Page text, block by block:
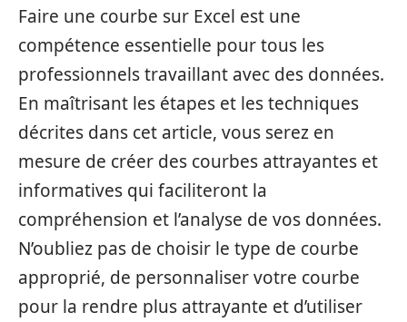
Faire une courbe sur Excel est une
compétence essentielle pour tous les
professionnels travaillant avec des données.
En maîtrisant les étapes et les techniques
décrites dans cet article, vous serez en
mesure de créer des courbes attrayantes et
informatives qui faciliteront la
compréhension et l’analyse de vos données.
N’oubliez pas de choisir le type de courbe
approprié, de personnaliser votre courbe
pour la rendre plus attrayante et d’utiliser